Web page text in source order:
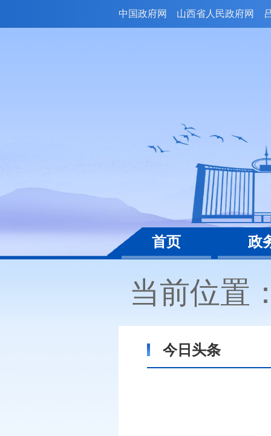
中国政府网 山西省人民政府网
首页 政
当前位置
今日头条